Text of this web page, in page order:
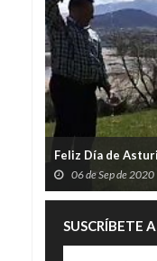
Feliz Día de
06 de Sep de 2020
SUSCRÍBETE